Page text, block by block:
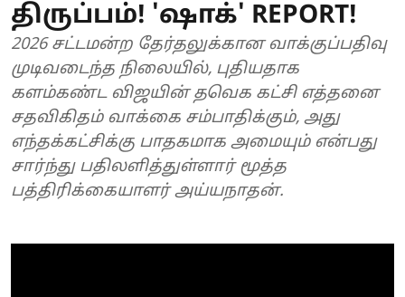
திருப்பம்! 'ஷாக்' REPORT!
2026 சட்டமன்ற தேர்தலுக்கான வாக்குப்பதிவு
முடிவடைந்த நிலையில், புதியதாக
களம்கண்ட விஜயின் தவெக கட்சி எத்தனை
சதவிகிதம் வாக்கை சம்பாதிக்கும், அது
எந்தக்கட்சிக்கு பாதகமாக அமையும் என்பது
சார்ந்து பதிலளித்துள்ளார் மூத்த
பத்திரிக்கையாளர் அய்யநாதன்.